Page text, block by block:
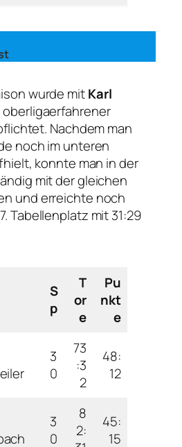
wurde mitKarl
Nachdem man
noch im unteren
konnte man in der
mit der gleichen
und erreichte noch
Tabellenplatz mit 31:29
S
p
T
or
e
Pu
nkt
e
3
0
73
:3
2
48:
12
3
0
8
2:
45:
15